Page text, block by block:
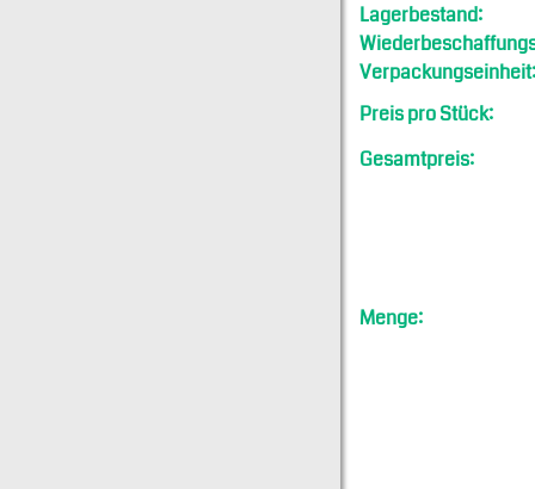
Lagerbestand:
Verpackungseinheit:
Preis pro Stück:
Gesamtpreis:
Menge: